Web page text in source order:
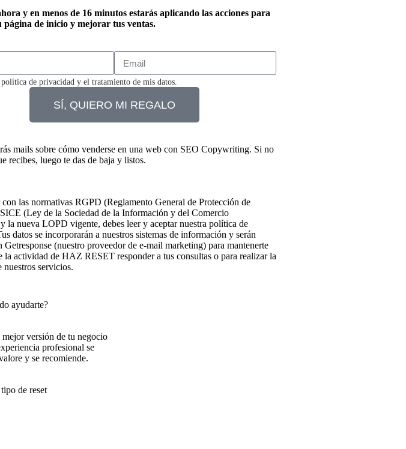
y en menos de 16 minutos estarás aplicando las acciones para
de inicio y mejorar tus ventas.
política de privacidad y el tratamiento de mis datos.
SÍ, QUIERO MI REGALO
mails sobre cómo venderse en una web con SEO Copywriting. Si no
recibes, luego te das de baja y listos.
las normativas RGPD (Reglamento General de Protección de
(Ley de la Sociedad de la Información y del Comercio
la nueva LOPD vigente, debes leer y aceptar nuestra política de
datos se incorporarán a nuestros sistemas de información y serán
Getresponse (nuestro proveedor de e-mail marketing) para mantenerte
la actividad de HAZ RESET responder a tus consultas o para realizar la
nuestros servicios.
ayudarte?
mejor versión de tu negocio
profesional se
y se recomiende.
de reset